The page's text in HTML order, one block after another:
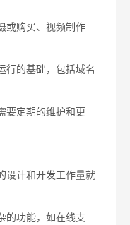
或购买、视频制作
行的基础，包括域名
要定期的维护和更
设计和开发工作量就
的功能，如在线支